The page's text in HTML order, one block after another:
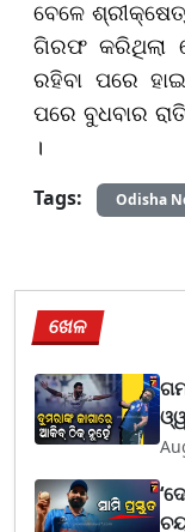
ବେଳେ
ଗିରଫ କରିଥିଲା
ରହିବା ପରେ
ପରେ ବୁଧବାର
।
Tags: Odisha
ଖେଳ